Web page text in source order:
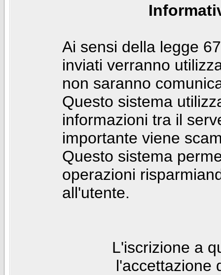
Ai sensi della legge
inviati verranno
non saranno
Questo sistema
informazioni tra il
importante viene
Questo sistema
operazioni
all'utente.
L'iscrizione a
l'accettazione